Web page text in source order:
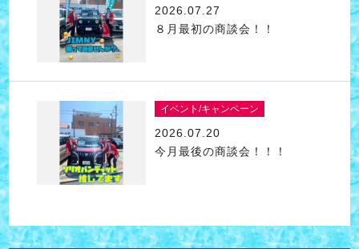
2026.07.27
８月最初の商談会！！
イベント/キャンペーン
2026.07.20
今月最後の商談会！！！